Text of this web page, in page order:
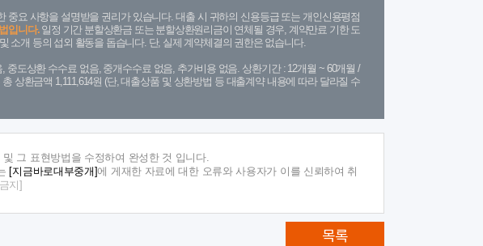
요 사항을 설명받을 권리가 있습니다. 대출 시 귀하의 신용등급 또는 개인신용평점
입니다.일정 기간 분할상환금 또는 분할상환원리금이 연체될 경우, 계약만료 기한 도
소개 등의 섭외 활동을 돕습니다. 단, 실제 계약체결의 권한은 없습니다.
도상환 수수료 없음, 중개수수료 없음, 추가비용 없음. 상환기간 : 12개월 ~ 60개월 /
상환금액 1,111,614원 (단, 대출상품 및 상환방법 등 대출계약 내용에 따라 달라질 수
그 표현방법을 수정하여 완성한 것 입니다.
[지금바로대부중개]에 게재한 자료에 대한 오류와 사용자가 이를 신뢰하여 취
지]
목록